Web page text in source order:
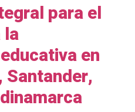
para el
la
en